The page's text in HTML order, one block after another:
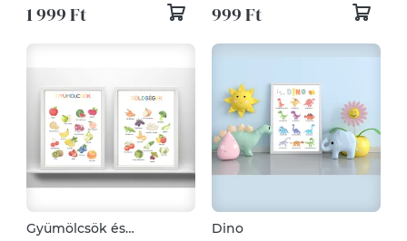
1 999 Ft 999 Ft
Gyümölcsök és
Dino